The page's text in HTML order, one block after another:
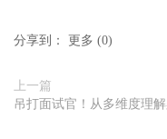
分享到： 更多 (0)
上一篇
吊打面试官！从多维度理